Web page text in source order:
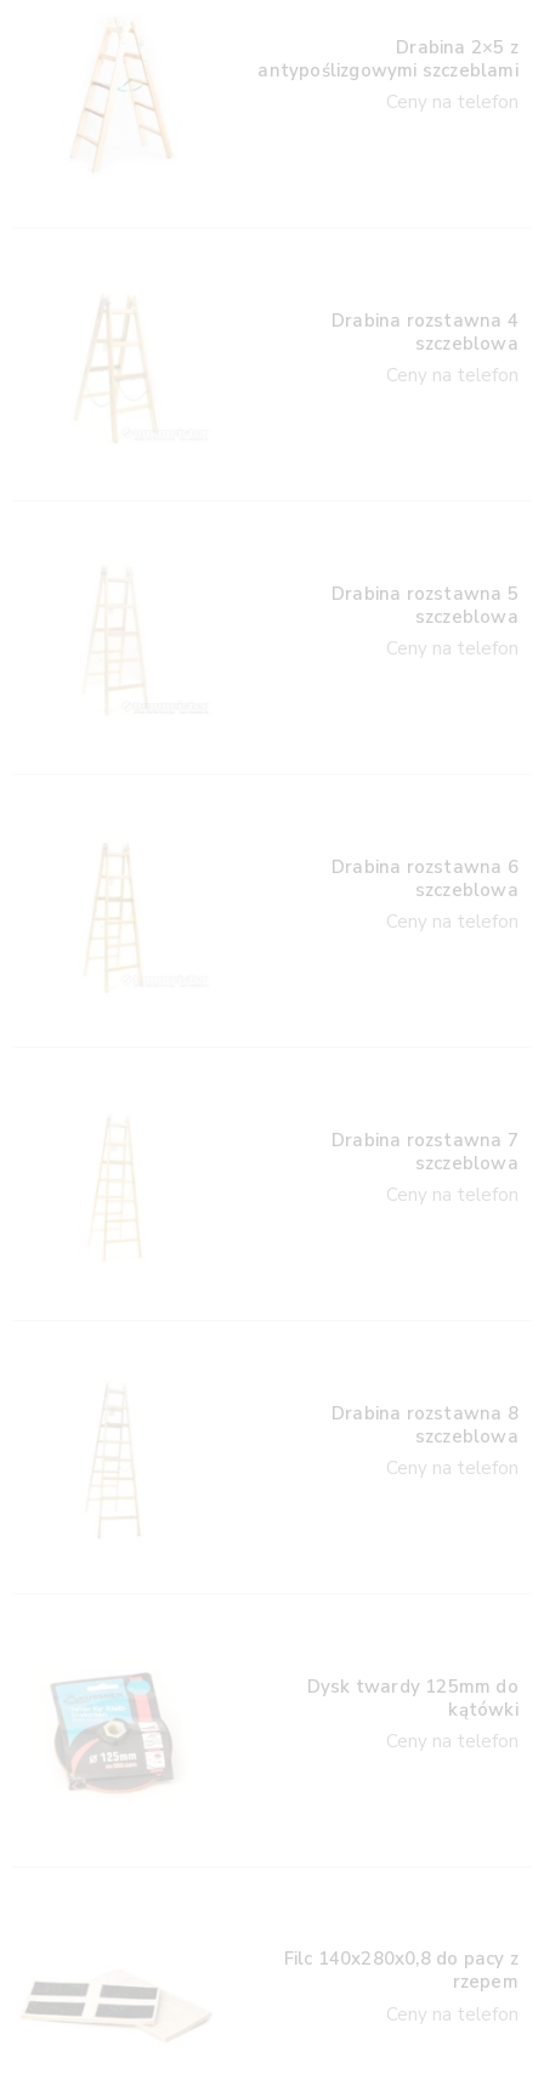
Drabina 2×5 z
antypoślizgowymi szczeblami
Ceny na telefon
Drabina rozstawna 4
szczeblowa
Ceny na telefon
Drabina rozstawna 5
szczeblowa
Ceny na telefon
Drabina rozstawna 6
szczeblowa
Ceny na telefon
Drabina rozstawna 7
szczeblowa
Ceny na telefon
Drabina rozstawna 8
szczeblowa
Ceny na telefon
Dysk twardy 125mm do
kątówki
Ceny na telefon
Filc 140x280x0,8 do pacy z
rzepem
Ceny na telefon